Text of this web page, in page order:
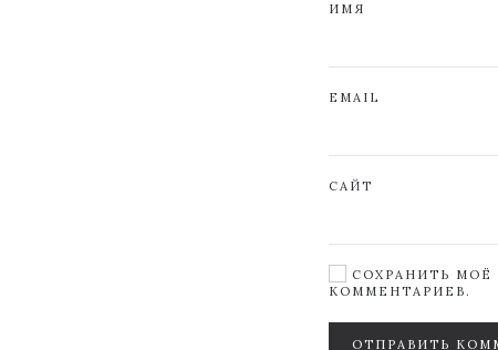
ИМЯ
EMAIL
САЙТ
СОХРАНИТЬ МОЁ
КОММЕНТАРИЕВ.
ОТПРАВИТЬ